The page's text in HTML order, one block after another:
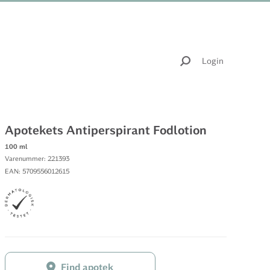
Login
Apotekets Antiperspirant Fodlotion
100 ml
Varenummer: 221393
EAN: 5709556012615
Find apotek